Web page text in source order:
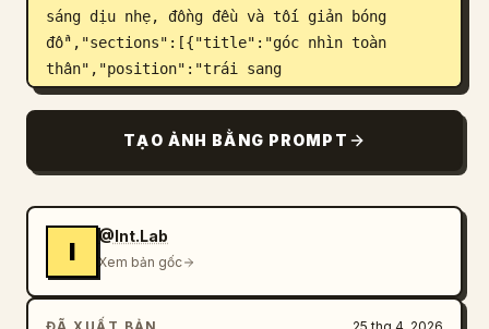
sáng dịu nhẹ, đồng đều và tối giản bóng
đổ","sections":[{"title":"góc nhìn toàn
thân","position":"trái sang
giữa","count":3,"labels":["góc nhìn chính
sau"],"description":"ba tư thế thời trang
toàn thân đứng hiển thị cùng một bộ trang
{"title":"chi tiết chân
dung","position":"phía trên bên
phải","count":1,"labels":["cận cảnh phần thân
trên"],"description":"ảnh cận cảnh lớn cắt từ
TẠO ẢNH BẰNG PROMPT
I
@Int.Lab
Xem bản gốc